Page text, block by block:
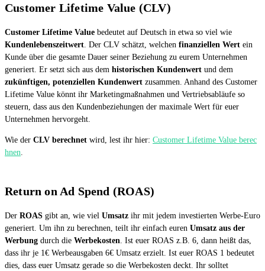
Customer Lifetime Value (CLV)
Customer Lifetime Value bedeutet auf Deutsch in etwa so viel wie
Kundenlebenszeitwert. Der CLV schätzt, welchen finanziellen Wert ein
Kunde über die gesamte Dauer seiner Beziehung zu eurem Unternehmen
generiert. Er setzt sich aus dem historischen Kundenwert und dem
zukünftigen, potenziellen Kundenwert zusammen. Anhand des Customer
Lifetime Value könnt ihr Marketingmaßnahmen und Vertriebsabläufe so
steuern, dass aus den Kundenbeziehungen der maximale Wert für euer
Unternehmen hervorgeht.
Wie der CLV berechnet wird, lest ihr hier: Customer Lifetime Value berec
hnen.
Return on Ad Spend (ROAS)
Der ROAS gibt an, wie viel Umsatz ihr mit jedem investierten Werbe-Euro
generiert. Um ihn zu berechnen, teilt ihr einfach euren Umsatz aus der
Werbung durch die Werbekosten. Ist euer ROAS z.B. 6, dann heißt das,
dass ihr je 1€ Werbeausgaben 6€ Umsatz erzielt. Ist euer ROAS 1 bedeutet
dies, dass euer Umsatz gerade so die Werbekosten deckt. Ihr solltet